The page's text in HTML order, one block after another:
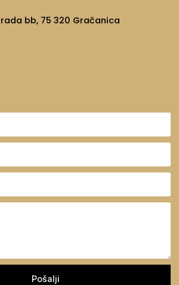
bb, 75 320 Gračanica
Pošalji